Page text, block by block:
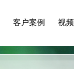
客户案例 视